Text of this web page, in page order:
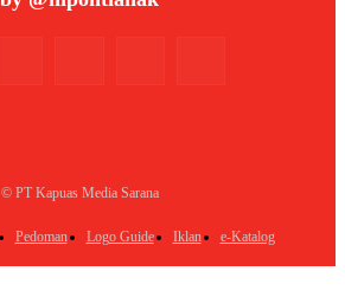
© PT Kapuas Media Sarana
Pedoman Logo Guide Iklan e-Katalog